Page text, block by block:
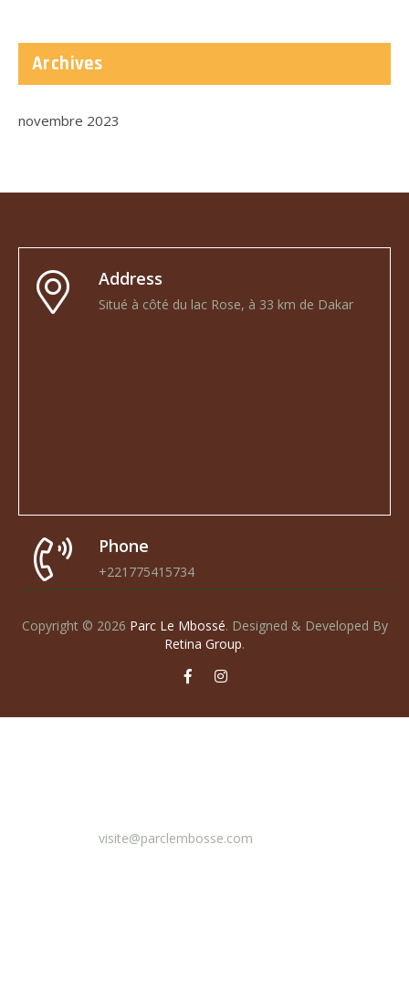
Archives
novembre 2023
Address
Situé à côté du lac Rose, à 33 km de Dakar
Phone
+221775415734
visite@parclembosse.com
Copyright © 2026 Parc Le Mbossé. Designed & Developed By
Retina Group.